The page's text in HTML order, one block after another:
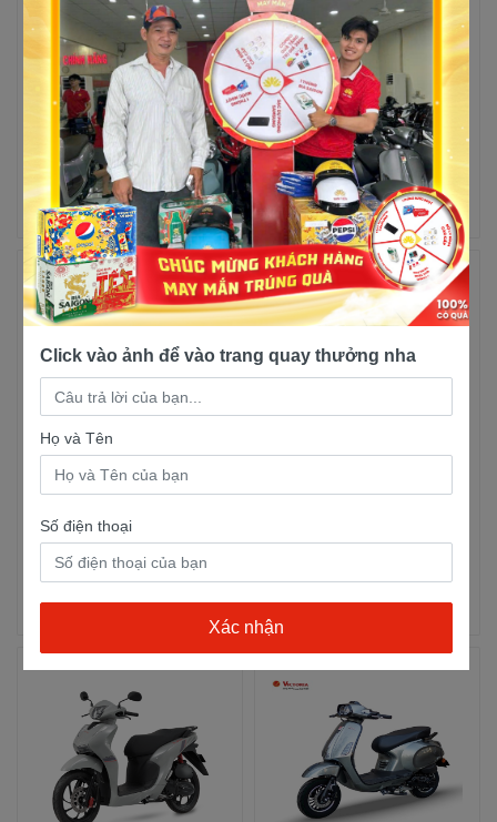
Xe Tay Ga 50cc Attila
SYM
5 lượt mua
25,500,000đ 26,900,000đ
Trả góp
Xem chi
tiết
Xe Tay Ga 50cc SYM
Passing
5 lượt mua
21,000,000đ 21,900,000đ
Trả góp
Xem chi
tiết
-9%
Xe tay ga 50cc Kymco
5 lượt mua
25,500,000đ 28,000,000đ
Trả góp
Xem chi
Trả góp
Xem chi
Click vào ảnh để vào trang quay thưởng nha
Họ và Tên
Số điện thoại